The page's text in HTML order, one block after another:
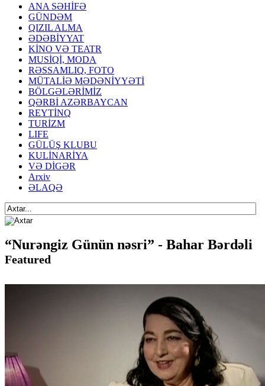
ANA SƏHİFƏ
GÜNDƏM
QIZIL ALMA
ƏDƏBİYYAT
KİNO VƏ TEATR
MUSİQİ, MODA
RƏSSAMLIQ, FOTO
MÜTALİƏ MƏDƏNİYYƏTİ
BÖLGƏLƏRİMİZ
QƏRBİ AZƏRBAYCAN
REYTİNQ
TURİZM
LIFE
GÜLÜŞ KLUBU
KULİNARİYA
VƏ DİGƏR
Arxiv
ƏLAQƏ
“Nurəngiz Günün nəsri” - Bahar Bərdəli
Featured